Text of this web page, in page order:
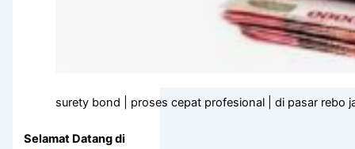
surety bond | proses cepat profesional | di pasar rebo
Selamat Datang di